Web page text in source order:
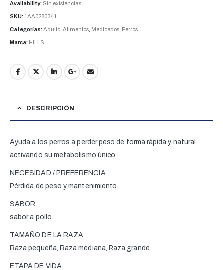
Availability: Sin existencias
SKU: 1AA0280341
Categorías:Adulto, Alimentos, Medicados, Perros
Marca: HILLS
DESCRIPCIÓN
Ayuda a los perros a perder peso de forma rápida y natural
activando su metabolismo único
NECESIDAD / PREFERENCIA
Pérdida de peso y mantenimiento
SABOR
sabor a pollo
TAMAÑO DE LA RAZA
Raza pequeña, Raza mediana, Raza grande
ETAPA DE VIDA